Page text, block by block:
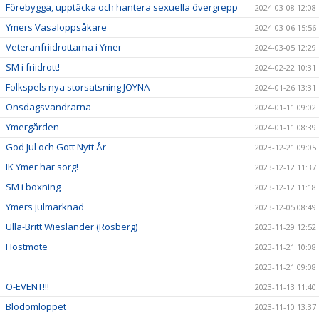
Förebygga, upptäcka och hantera sexuella övergrepp 2024-03-08 12:08
Ymers Vasaloppsåkare 2024-03-06 15:56
Veteranfriidrottarna i Ymer 2024-03-05 12:29
SM i friidrott! 2024-02-22 10:31
Folkspels nya storsatsning JOYNA 2024-01-26 13:31
Onsdagsvandrarna 2024-01-11 09:02
Ymergården 2024-01-11 08:39
God Jul och Gott Nytt År 2023-12-21 09:05
IK Ymer har sorg! 2023-12-12 11:37
SM i boxning 2023-12-12 11:18
Ymers julmarknad 2023-12-05 08:49
Ulla-Britt Wieslander (Rosberg) 2023-11-29 12:52
Höstmöte
2023-11-21 10:08
2023-11-21 09:08
O-EVENT!!! 2023-11-13 11:40
Blodomloppet 2023-11-10 13:37